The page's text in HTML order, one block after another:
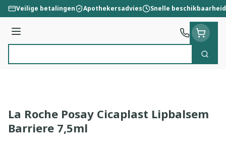
Ga naar de inhoud
Veilige betalingen Apothekersadvies Snelle beschikbaarheid
Menu
Zoek
La Roche Posay Cicaplast Lipbalsem
Barriere 7,5ml